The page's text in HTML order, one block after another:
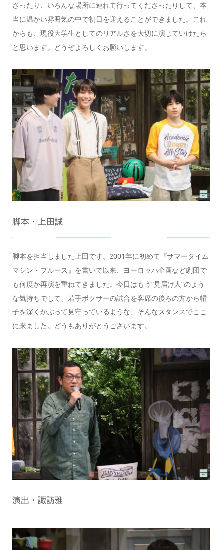
さったり、いろんな場所に連れて行ってくださったりして、本
当に温かい雰囲気の中で初日を迎えることができました。これ
からも、現役大学生としてのリアルさを大切に演じていけたら
と思います。どうぞよろしくお願いします。
脚本・上田誠
脚本を担当しました上田です。2001年に初めて『サマータイム
マシン・ブルース』を書いて以来、ヨーロッパ企画など劇団で
も何度か再演を重ねてきました。今日はもう“見届け人”のよう
な気持ちでして、若手ボクサーの試合を客席の後ろの方から帽
子を深くかぶって見守っているような、そんなスタンスでここ
に来ました。どうもありがとうございます。
演出・諏訪雅